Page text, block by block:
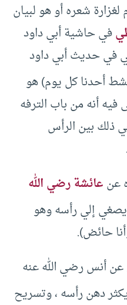
شعره أو هو لبيان
في حاشية أبي داود
في حديث أبي داود
أحدنا كل يوم) هو
فيه أنه من باب الترفه
ذلك بين الرأس
عنعائشة رضي الله
إلي رأسه وهو
حائض).
عن أنس رضي الله عنه
دهن رأسه ، وتسريح